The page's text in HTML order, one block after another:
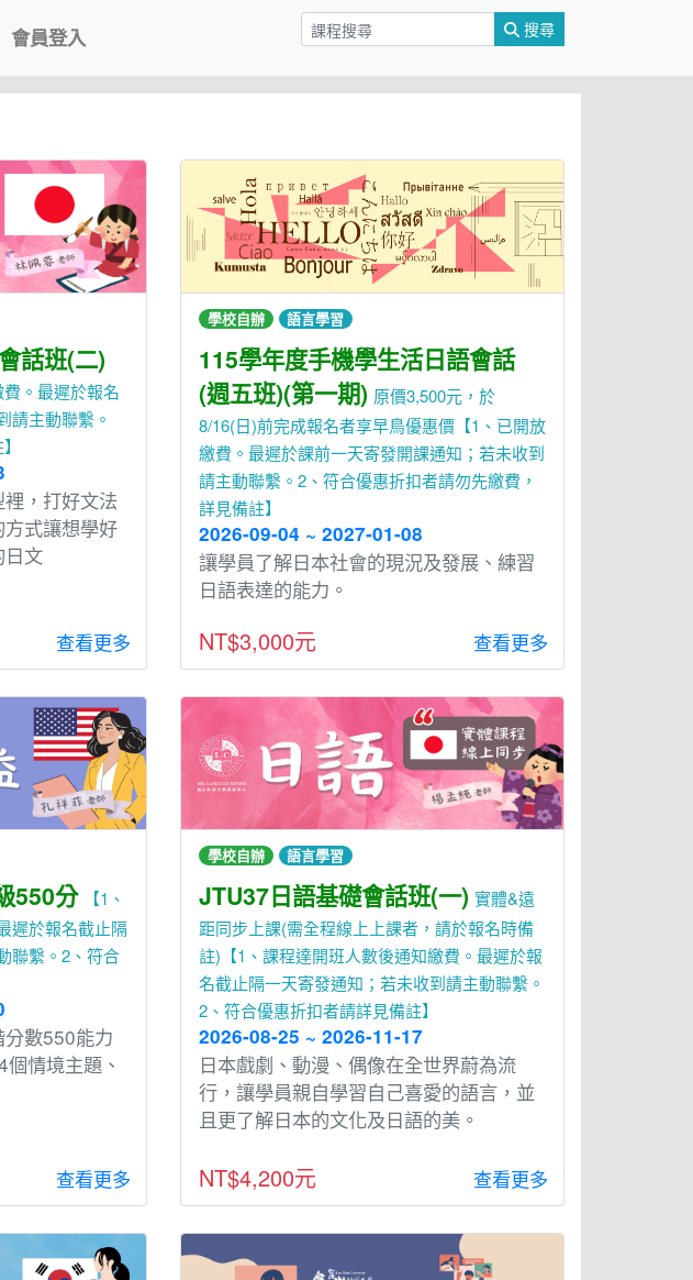
會員登入 搜尋
話班(二)
費。最遲於報名
請主動聯繫。
，打好文法
式讓想學好
⽇文
查看更多
學校自辦 語言學習
115學年度手機學生活日語會話
(週五班)(第一期) 原價3,500元，於
8/16(日)前完成報名者享早鳥優惠價【1、已開放
繳費。最遲於課前一天寄發開課通知；若未收到
請主動聯繫。2、符合優惠折扣者請勿先繳費，
詳見備註】
2026-09-04 ~ 2027-01-08
讓學員了解日本社會的現況及發展、練習
日語表達的能力。
NT$3,000元 查看更多
550分
【1、
遲於報名截止隔
聯繫。2、符合
數550能力
情境主題、
查看更多
學校自辦 語言學習
JTU37日語基礎會話班(一) 實體&遠
距同步上課(需全程線上上課者，請於報名時備
註)【1、課程達開班人數後通知繳費。最遲於報
名截止隔一天寄發通知；若未收到請主動聯繫。
2、符合優惠折扣者請詳見備註】
2026-08-25 ~ 2026-11-17
⽇本戲劇、動漫、偶像在全世界蔚為流
⾏，讓學員親⾃學習⾃⼰喜愛的語⾔，並
且更了解⽇本的文化及⽇語的美。
NT$4,200元 查看更多